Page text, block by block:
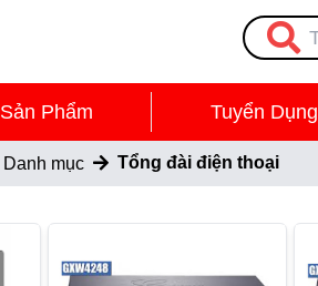
Sản Phẩm Tuyển Dụng
Danh mục Tổng đài điện thoại